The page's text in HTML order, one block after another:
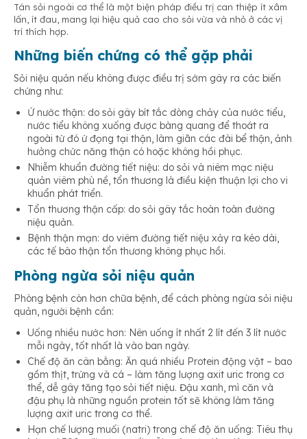
Tán sỏi ngoài cơ thể là một biện pháp điều trị can thiệp ít xâm
lấn, ít đau, mang lại hiệu quả cao cho sỏi vừa và nhỏ ở các vị
trí thích hợp.
Những biến chứng có thể gặp phải
Sỏi niệu quản nếu không được điều trị sớm gây ra các biến
chứng như:
Ứ nước thận: do sỏi gây bít tắc dòng chảy của nước tiểu,
nước tiểu không xuống được bàng quang để thoát ra
ngoài từ đó ứ đọng tại thận, làm giãn các đài bể thận, ảnh
hưởng chức năng thận có hoặc không hồi phục.
Nhiễm khuẩn đường tiết niệu: do sỏi và niêm mạc niệu
quản viêm phù nề, tổn thương là điều kiện thuận lợi cho vi
khuẩn phát triển.
Tổn thương thận cấp: do sỏi gây tắc hoàn toàn đường
niệu quản.
Bệnh thận mạn: do viêm đường tiết niệu xảy ra kéo dài,
các tế bào thận tổn thương không phục hồi.
Phòng ngừa sỏi niệu quản
Phòng bệnh còn hơn chữa bệnh, để cách phòng ngừa sỏi niệu
quản, người bệnh cần:
Uống nhiều nước hơn: Nên uống ít nhất 2 lít đến 3 lít nước
mỗi ngày, tốt nhất là vào ban ngày.
Chế độ ăn cân bằng: Ăn quá nhiều Protein động vật – bao
gồm thịt, trứng và cá – làm tăng lượng axit uric trong cơ
thể, dễ gây tăng tạo sỏi tiết niệu. Đậu xanh, mì căn và
đậu phụ là những nguồn protein tốt sẽ không làm tăng
lượng axit uric trong cơ thể.
Hạn chế lượng muối (natri) trong chế độ ăn uống: Tiêu thụ